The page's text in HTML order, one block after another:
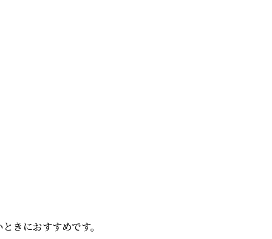
きにおすすめです。